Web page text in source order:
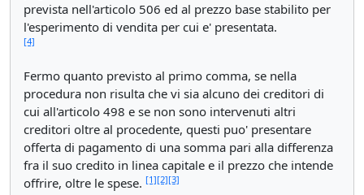
prevista nell'articolo 506 ed al prezzo base stabilito per
l'esperimento di vendita per cui e' presentata.
[4]
Fermo quanto previsto al primo comma, se nella
procedura non risulta che vi sia alcuno dei creditori di
cui all'articolo 498 e se non sono intervenuti altri
creditori oltre al procedente, questi puo' presentare
offerta di pagamento di una somma pari alla differenza
fra il suo credito in linea capitale e il prezzo che intende
offrire, oltre le spese. [1][2][3]